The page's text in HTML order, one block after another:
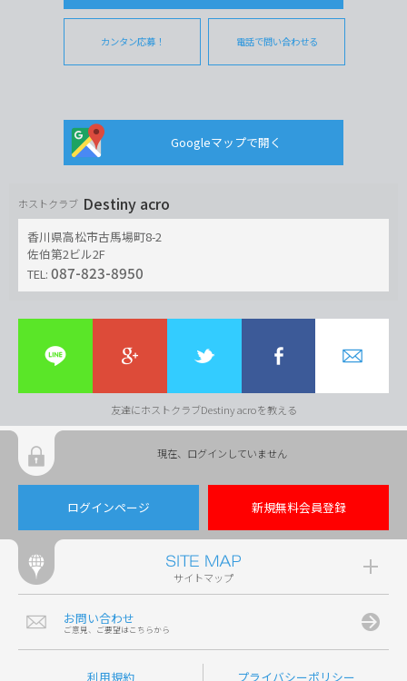
カンタン応募！ 電話で問い合わせる
Googleマップで開く
ホストクラブ Destiny acro
香川県高松市古馬場町8-2
佐伯第2ビル2F
TEL: 087-823-8950
友達にホストクラブDestiny acroを教える
現在、ログインしていません
ログインページ 新規無料会員登録
サイトマップ
お問い合わせ
ご意見、ご要望はこちらから
利用規約 プライバシーポリシー